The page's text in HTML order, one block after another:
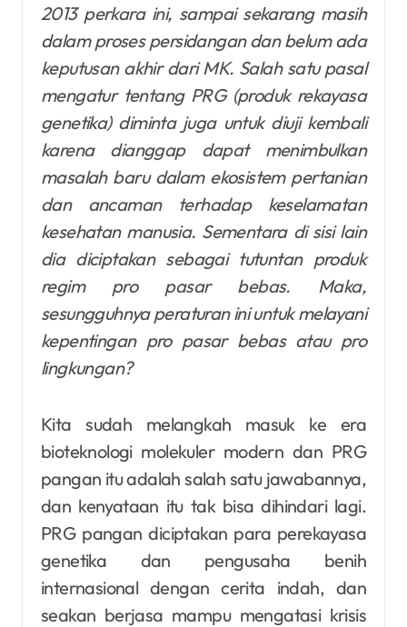
2013 perkara ini, sampai sekarang masih
dalam proses persidangan dan belum ada
keputusan akhir dari MK. Salah satu pasal
mengatur tentang PRG (produk rekayasa
genetika) diminta juga untuk diuji kembali
karena dianggap dapat menimbulkan
masalah baru dalam ekosistem pertanian
dan ancaman terhadap keselamatan
kesehatan manusia. Sementara di sisi lain
dia diciptakan sebagai tutuntan produk
regim pro pasar bebas. Maka,
sesungguhnya peraturan ini untuk melayani
kepentingan pro pasar bebas atau pro
lingkungan?
Kita sudah melangkah masuk ke era
bioteknologi molekuler modern dan PRG
pangan itu adalah salah satu jawabannya,
dan kenyataan itu tak bisa dihindari lagi.
PRG pangan diciptakan para perekayasa
genetika dan pengusaha benih
internasional dengan cerita indah, dan
seakan berjasa mampu mengatasi krisis